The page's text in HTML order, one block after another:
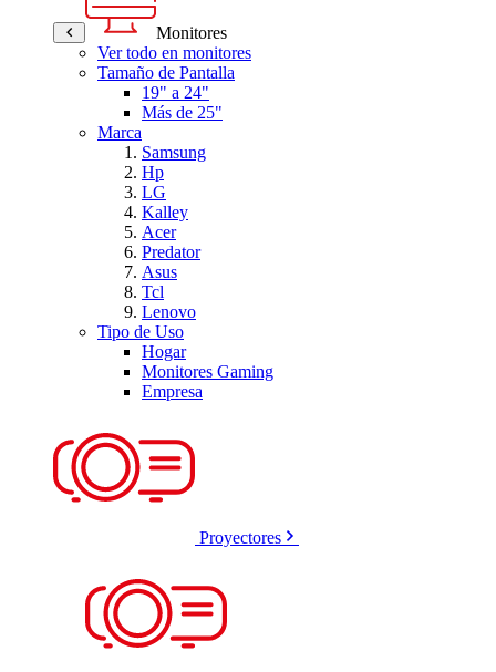
Monitores
Ver todo en monitores
Tamaño de Pantalla
19" a 24"
Más de 25"
Marca
Samsung
Hp
LG
Kalley
Acer
Predator
Asus
Tcl
Lenovo
Tipo de Uso
Hogar
Monitores Gaming
Empresa
Proyectores